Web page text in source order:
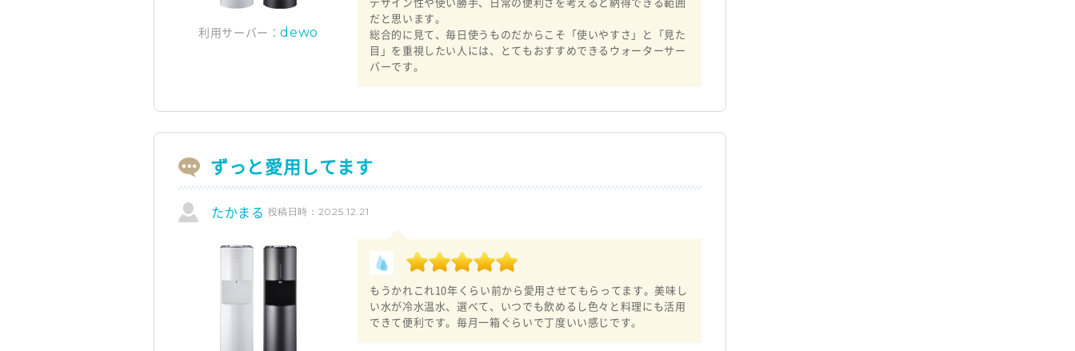
利用サーバー：dewo
デザイン性や使い勝手、日常の便利さを考えると納得できる範囲
だと思います。
総合的に見て、毎日使うものだからこそ「使いやすさ」と「見た
目」を重視したい人には、とてもおすすめできるウォーターサー
バーです。
ずっと愛用してます
たかまる 投稿日時：2025.12.21
もうかれこれ10年くらい前から愛用させてもらってます。美味し
い水が冷水温水、選べて、いつでも飲めるし色々と料理にも活用
できて便利です。毎月一箱ぐらいで丁度いい感じです。